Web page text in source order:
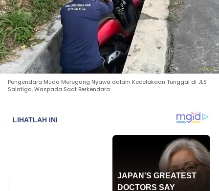
Pengendara Muda Meregang Nyawa dalam Kecelakaan Tunggal di JLS
Salatiga, Waspada Saat Berkendara